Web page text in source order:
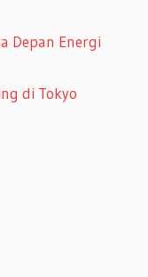
Depan Energi
di Tokyo